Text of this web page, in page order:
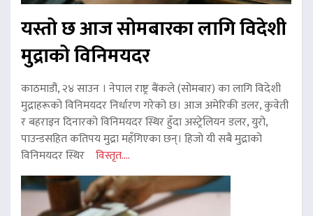
यस्तो छ आज सोमबारका लागि विदेशी
मुद्राको विनिमयदर
काठमाडौं, २४ साउन । नेपाल राष्ट्र बैंकले (सोमबार) का लागि विदेशी
मुद्राहरूको विनिमयदर निर्धारण गरेको छ। आज अमेरिकी डलर, कुवेती
र बहराइन दिनारको विनिमयदर स्थिर हुँदा अस्ट्रेलियन डलर, युरो,
पाउन्डसहित कतिपय मुद्रा महँगिएका छन्। हिजो यी सबै मुद्राको
विनिमयदर स्थिर विस्तृत....